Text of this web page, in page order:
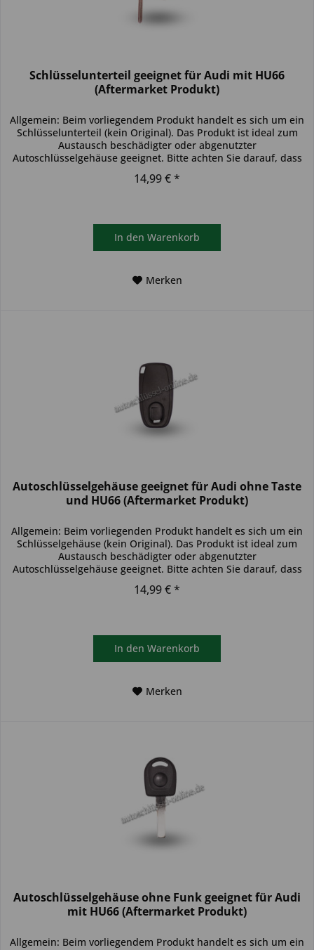
Schlüsselunterteil geeignet für Audi mit HU66
(Aftermarket Produkt)
Allgemein: Beim vorliegendem Produkt handelt es sich um ein
Schlüsselunterteil (kein Original). Das Produkt ist ideal zum
Austausch beschädigter oder abgenutzter
Autoschlüsselgehäuse geeignet. Bitte achten Sie darauf, dass
14,99 € *
In den Warenkorb
Merken
Autoschlüsselgehäuse geeignet für Audi ohne Taste
und HU66 (Aftermarket Produkt)
Allgemein: Beim vorliegenden Produkt handelt es sich um ein
Schlüsselgehäuse (kein Original). Das Produkt ist ideal zum
Austausch beschädigter oder abgenutzter
Autoschlüsselgehäuse geeignet. Bitte achten Sie darauf, dass
14,99 € *
In den Warenkorb
Merken
Autoschlüsselgehäuse ohne Funk geeignet für Audi
mit HU66 (Aftermarket Produkt)
Allgemein: Beim vorliegendem Produkt handelt es sich um ein